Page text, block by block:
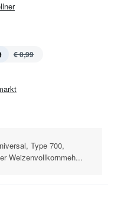
€ 0,99
Type 700,
Weizenvollkornmeh...